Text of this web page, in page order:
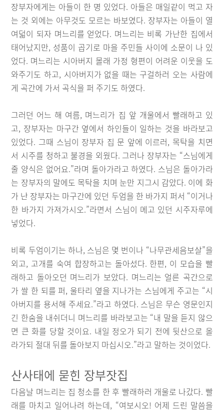
장부자에게는 아들이 한 명 있었다. 아들은 매일같이 먹고 자
는 것 외에는 아무것도 모르는 바보였다. 장부자는 아들이 열
여덟이 되자 며느리를 얻었다. 며느리는 비록 가난한 집에서
태어났지만, 성품이 곱기로 마을 주민들 사이에 소문이 나 있
었다. 며느리는 시아버지 몰래 가정 형편이 어려운 이웃을 도
와주기도 하고, 시아버지가 없을 때는 구걸하러 오는 사람에
게 곡간에 가서 곡식을 퍼 주기도 하였다.
그러던 어느 해 여름, 며느리가 집 앞 개울에서 빨래하고 있
고, 장부자는 마구간 옆에서 하인들이 일하는 것을 바라보고
있었다. 그때 스님이 장부자 집 문 앞에 이르러, 목탁을 치면
서 시주를 청하고 불경을 외웠다. 그러나 장부자는 “스님에게
줄 양식은 없어요.”라며 돌아가라고 하였다. 스님은 돌아가라
는 장부자의 말에도 목탁을 치며 눈만 지그시 감았다. 이에 화
가 난 장부자는 마구간에 있던 두엄을 한 바가지 퍼서 “이거나
한 바가지 가져가시오.”라면서 스님이 메고 있던 시주자루에
넣었다.
비록 두엄이기는 하나, 스님은 몇 번이나 “나무관세음보살”을
외고, 고개를 숙여 합장하고는 돌아섰다. 한편, 이 모습을 빨
래하고 돌아오던 며느리가 보았다. 며느리는 얼른 곡간으로
가 쌀 한 되를 퍼, 울타리 옆을 지나가는 스님에게 주고는 “시
아버지를 용서해 주세요.”라고 하였다. 스님은 무슨 영문인지
긴 한숨을 내쉬더니 며느리를 바라보고는 “내 말을 듣지 않으
면 큰 화를 당할 것이요. 내일 정오가 되기 전에 뒷산으로 올
라가되 절대 뒤를 돌아보지 마십시오.”라고 말하는 것이었다.
산사태에 묻힌 장부잣집
다음날 며느리는 집 청소를 한 후 빨래하러 개울로 나갔다. 빨
래를 마치고 일어나려 하는데, “여보시오! 어제 드린 말씀을